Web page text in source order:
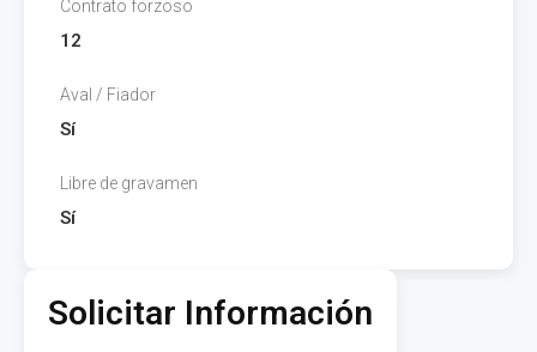
Contrato forzoso
12
Aval / Fiador
Sí
Libre de gravamen
Sí
Solicitar Información